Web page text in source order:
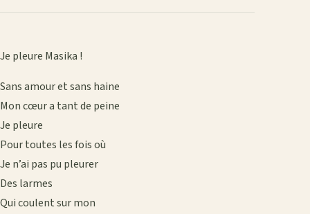
Je pleure Masika !
Sans amour et sans haine
Mon cœur a tant de peine
Je pleure
Pour toutes les fois où
Je n’ai pas pu pleurer
Des larmes
Qui coulent sur mon